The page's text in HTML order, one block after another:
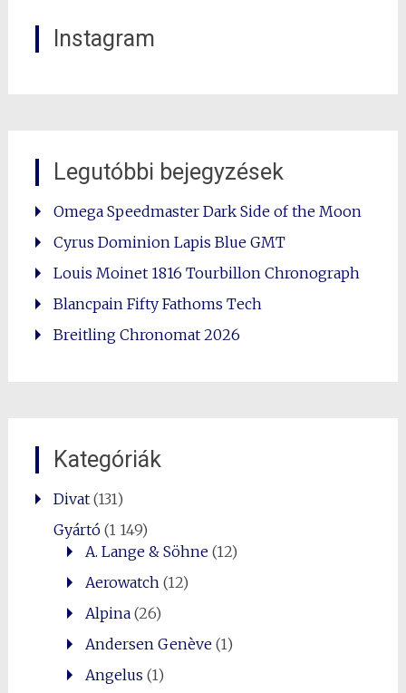
Instagram
Legutóbbi bejegyzések
Omega Speedmaster Dark Side of the Moon
Cyrus Dominion Lapis Blue GMT
Louis Moinet 1816 Tourbillon Chronograph
Blancpain Fifty Fathoms Tech
Breitling Chronomat 2026
Kategóriák
Divat(131)
Gyártó(1 149)
A. Lange & Söhne(12)
Aerowatch(12)
Alpina(26)
Andersen Genève(1)
Angelus (1)